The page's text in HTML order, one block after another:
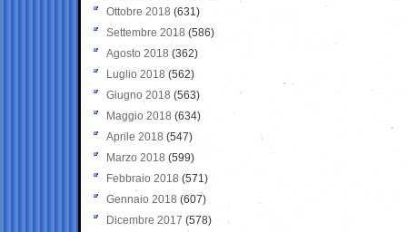
Ottobre 2018 (631)
Settembre 2018 (586)
Agosto 2018 (362)
Luglio 2018 (562)
Giugno 2018 (563)
Maggio 2018 (634)
Aprile 2018 (547)
Marzo 2018 (599)
Febbraio 2018 (571)
Gennaio 2018 (607)
Dicembre 2017 (578)